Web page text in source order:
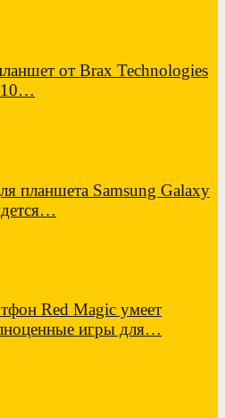
от Brax Technologies
10…
планшета Samsung Galaxy
Red Magic умеет
игры для…